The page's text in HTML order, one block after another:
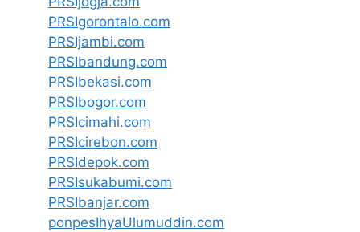
PRSIgorontalo.com
PRSIjambi.com
PRSIbandung.com
PRSIbekasi.com
PRSIbogor.com
PRSIcimahi.com
PRSIcirebon.com
PRSIdepok.com
PRSIsukabumi.com
PRSIbanjar.com
ponpesIhyaUlumuddin.com